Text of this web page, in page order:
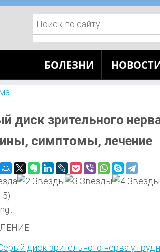
Поиск:
БОЛЕЗНИ
диск зрительного
симптомы, лечение
5)
диск зрительного нерва у